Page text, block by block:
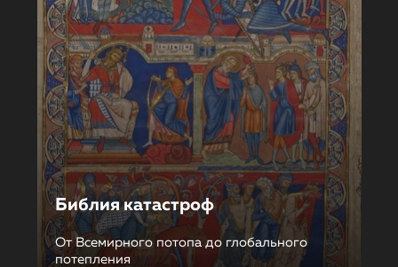
Библия катастроф
От Всемирного потопа до глобального
потепления